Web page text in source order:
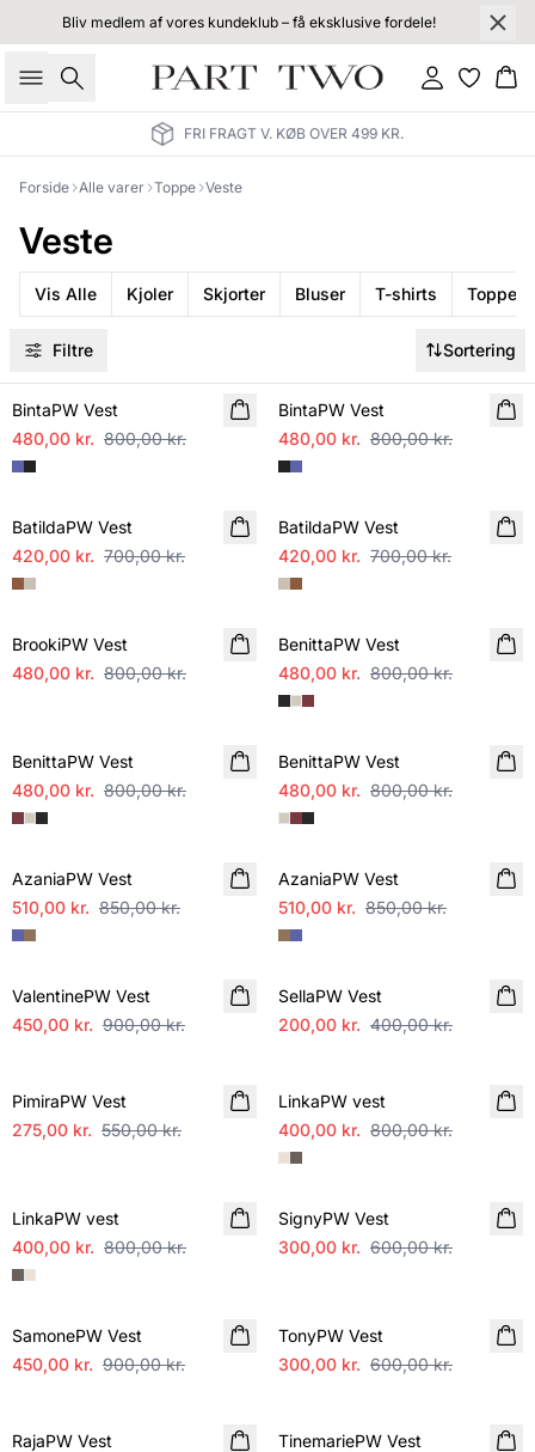
Bliv medlem af vores kundeklub – få eksklusive fordele!
Søg Log ind
FRI FRAGT V. KØB OVER 499 KR.
Forside Alle varer Toppe Veste
Veste
Vis Alle Kjoler Skjorter Bluser T-shirts Toppe
Filtre Sortering
SALE
BintaPW Vest
480,00 kr. 800,00 kr.
BintaPW Vest
480,00 kr. 800,00 kr.
SALE
BatildaPW Vest
420,00 kr. 700,00 kr.
SALE
BatildaPW Vest
420,00 kr. 700,00 kr.
SALE
BrookiPW Vest
480,00 kr. 800,00 kr.
SALE
BenittaPW Vest
480,00 kr. 800,00 kr.
BenittaPW Vest
480,00 kr. 800,00 kr.
SALE
BenittaPW Vest
480,00 kr. 800,00 kr.
SALE
AzaniaPW Vest
510,00 kr. 850,00 kr.
SALE
AzaniaPW Vest
510,00 kr. 850,00 kr.
SALE
ValentinePW Vest
450,00 kr. 900,00 kr.
SALE
SellaPW Vest
200,00 kr. 400,00 kr.
PimiraPW Vest
275,00 kr. 550,00 kr.
LinkaPW vest
400,00 kr. 800,00 kr.
LinkaPW vest
400,00 kr. 800,00 kr.
SALE
SignyPW Vest
300,00 kr. 600,00 kr.
SALE
SamonePW Vest
450,00 kr. 900,00 kr.
TonyPW Vest
300,00 kr. 600,00 kr.
RajaPW Vest
TinemariePW Vest